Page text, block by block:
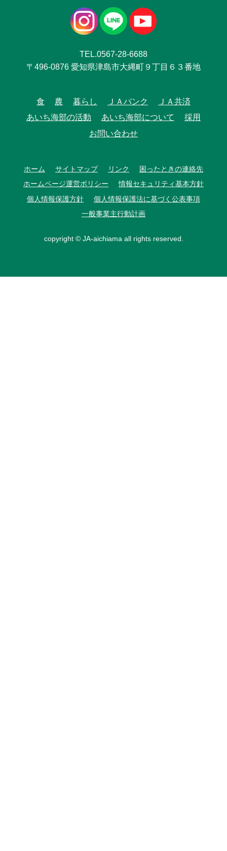
TEL.0567-28-6688
〒496-0876 愛知県津島市大縄町９丁目６３番地
食 農 暮らし ＪＡバンク
ＪＡ共済
あいち海部の活動
あいち海部について
採用
お問い合わせ
ホーム サイトマップ リンク
困ったときの連絡先
ホームページ運営ポリシー
情報セキュリティ基本方針
個人情報保護方針
個人情報保護法に基づく公表事項
一般事業主行動計画
copyright © JA-aichiama all rights reserved.